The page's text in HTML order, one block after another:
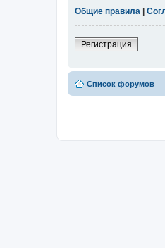
Общие правила
Регистрация
Список форумов